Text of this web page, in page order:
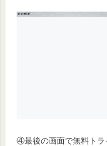
④最後の画面で無料トラ